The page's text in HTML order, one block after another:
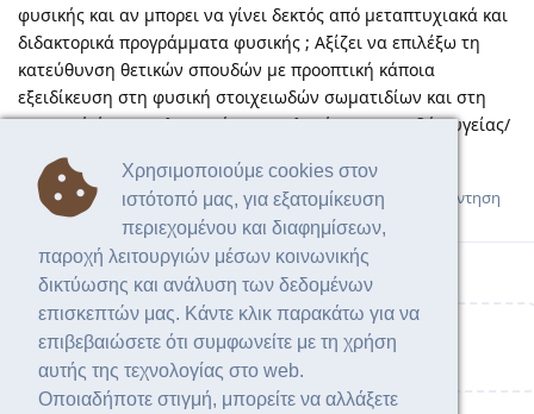
Χρησιμοποιούμε cookies στον
ιστότοπό μας, για εξατομίκευση
περιεχομένου και διαφημίσεων,
παροχή λειτουργιών μέσων κοινωνικής
δικτύωσης και ανάλυση των δεδομένων
επισκεπτών μας. Κάντε κλικ παρακάτω για να
επιβεβαιώσετε ότι συμφωνείτε με τη χρήση
αυτής της τεχνολογίας στο web.
Οποιαδήποτε στιγμή, μπορείτε να αλλάξετε
φυσικής και αν μπορει να γίνει δεκτός από μεταπτυχιακά και
διδακτορικά προγράμματα φυσικής ; Αξίζει να επιλέξω τη
κατεύθυνση θετικών σπουδών με προοπτική κάποια
εξειδίκευση στη φυσική στοιχειωδών σωματιδίων και στη
πυρινική ή να αναλογιστώ την επιλογή των σπουδών υγείας/
Απάντηση
Γράψτε μία απάντηση...